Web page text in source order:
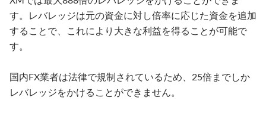
す。レバレッジは元の資金に対し倍率に応じた資金を追加
することで、これにより大きな利益を得ることが可能で
す。
国内FX業者は法律で規制されているため、25倍までしか
レバレッジをかけることができません。